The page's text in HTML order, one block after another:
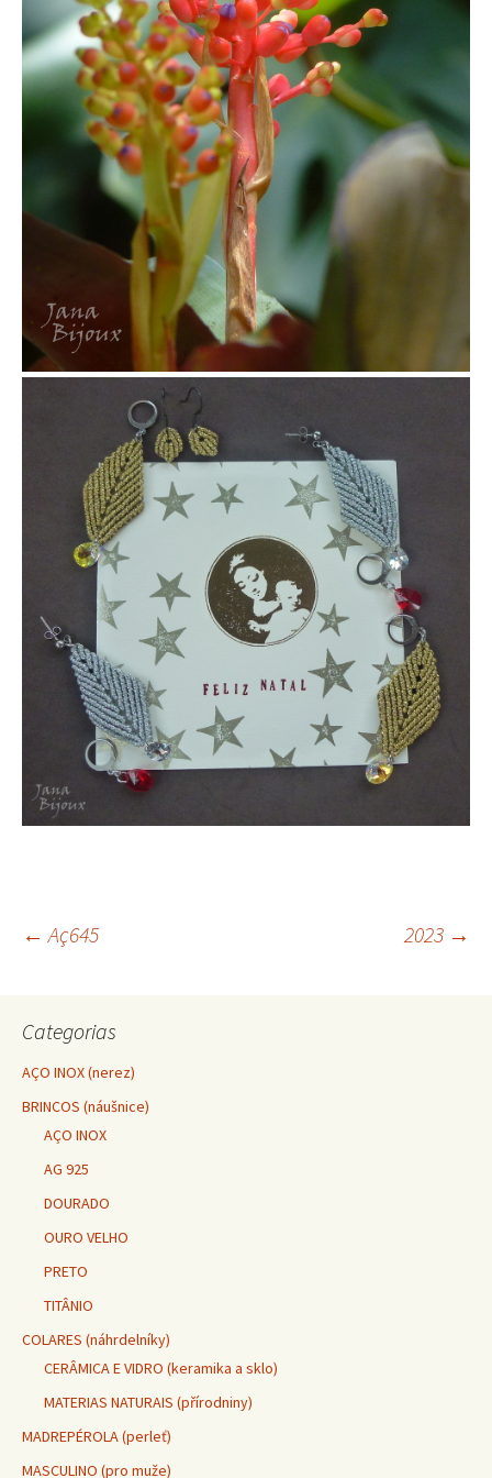
← Aç645 2023 →
Categorias
AÇO INOX (nerez)
BRINCOS (náušnice)
AÇO INOX
AG 925
DOURADO
OURO VELHO
PRETO
TITÂNIO
COLARES (náhrdelníky)
CERÂMICA E VIDRO (keramika a sklo)
MATERIAS NATURAIS (přírodniny)
MADREPÉROLA (perleť)
MASCULINO (pro muže)